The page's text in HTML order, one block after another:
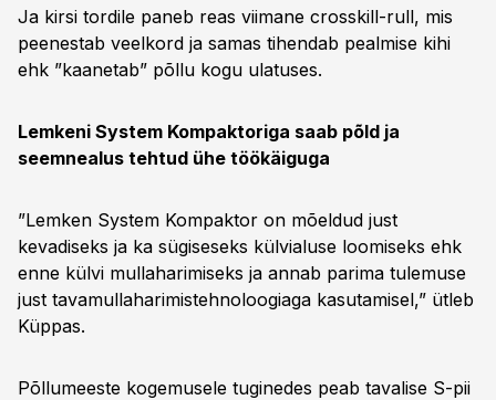
Ja kirsi tordile paneb reas viimane crosskill-rull, mis
peenestab veelkord ja samas tihendab pealmise kihi
ehk ”kaanetab” põllu kogu ulatuses.
Lemkeni System Kompaktoriga saab põld ja
seemnealus tehtud ühe töökäiguga
”Lemken System Kompaktor on mõeldud just
kevadiseks ja ka sügiseseks külvialuse loomiseks ehk
enne külvi mullaharimiseks ja annab parima tulemuse
just tavamullaharimistehnoloogiaga kasutamisel,” ütleb
Küppas.
Põllumeeste kogemusele tuginedes peab tavalise S-pii